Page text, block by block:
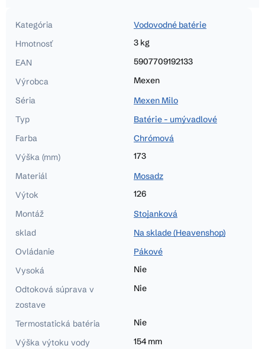
Kategória
Vodovodné batérie
Hmotnosť
3 kg
EAN
5907709192133
Výrobca
Mexen
Séria
Mexen Milo
Typ
Batérie - umývadlové
Farba
Chrómová
Výška (mm)
173
Materiál
Mosadz
Výtok
126
Montáž
Stojanková
sklad
Na sklade (Heavenshop)
Ovládanie
Pákové
Vysoká
Nie
Odtoková súprava v
zostave
Nie
Termostatická batéria
Nie
Výška výtoku vody
154 mm